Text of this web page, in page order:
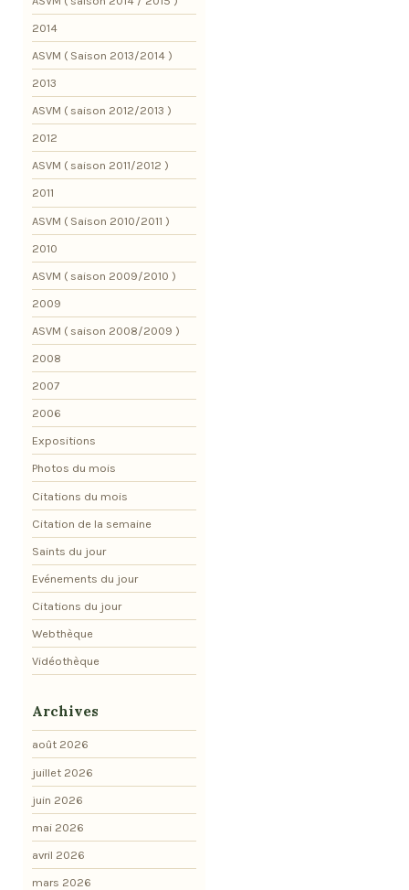
2014
ASVM ( Saison 2013/2014 )
2013
ASVM ( saison 2012/2013 )
2012
ASVM ( saison 2011/2012 )
2011
ASVM ( Saison 2010/2011 )
2010
ASVM ( saison 2009/2010 )
2009
ASVM ( saison 2008/2009 )
2008
2007
2006
Expositions
Photos du mois
Citations du mois
Citation de la semaine
Saints du jour
Evénements du jour
Citations du jour
Webthèque
Vidéothèque
Archives
août 2026
juillet 2026
juin 2026
mai 2026
avril 2026
mars 2026